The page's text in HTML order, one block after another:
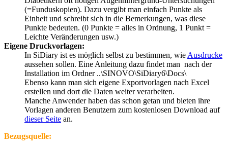
(=Funduskopien). Dazu vergibt man einfach Punkte als
Einheit und schreibt sich in die Bemerkungen, was diese
Punkte bedeuten. (0 Punkte = alles in Ordnung, 1 Punkt =
Leichte Veränderungen usw.)
Eigene Druckvorlagen:
In SiDiary ist es möglich selbst zu bestimmen, wie Ausdrucke
aussehen sollen. Eine Anleitung dazu findet man nach der
Installation im Ordner ..\SINOVO\SiDiary6\Docs\
Ebenso kann man sich eigene Exportvorlagen nach Excel
erstellen und dort die Daten weiter verarbeiten.
Manche Anwender haben das schon getan und bieten ihre
Vorlagen anderen Benutzern zum kostenlosen Download auf
dieser Seite an.
Bezugsquelle: